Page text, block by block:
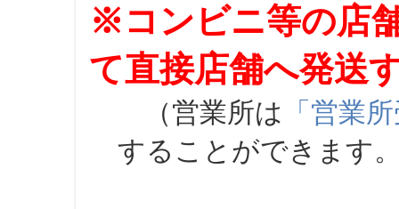
※コンビニ等の店
て直接店舗へ発送
（営業所は 「営業
することができます